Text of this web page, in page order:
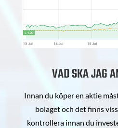
VAD SKA JAG
Innan du köper en aktie
bolaget och det finns
kontrollera innan du